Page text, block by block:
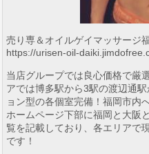
売り専＆オイルゲイマッサージ
https://urisen-oil-
当店グループでは良心価格で厳
アでは博多駅から3駅の渡辺通
ョン型の各個室完備！福岡市内
ホームページ下部に福岡と大阪
覧を記載しており、各エリアで
です！